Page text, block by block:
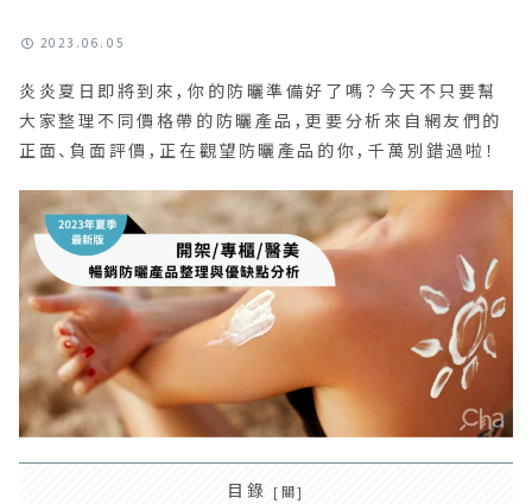
2023.06.05
炎炎夏日即將到來，你的防曬準備好了嗎？今天不只要幫
大家整理不同價格帶的防曬產品，更要分析來自網友們的
正面、負面評價，正在觀望防曬產品的你，千萬別錯過啦！
目錄